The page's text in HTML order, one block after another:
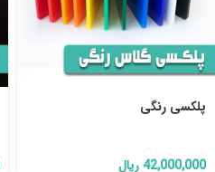
پلکسی رنگی
42,000,000 ریال